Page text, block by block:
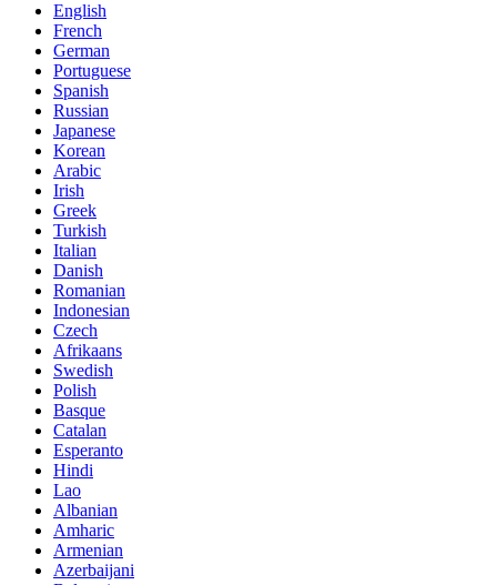
English
French
German
Portuguese
Spanish
Russian
Japanese
Korean
Arabic
Irish
Greek
Turkish
Italian
Danish
Romanian
Indonesian
Czech
Afrikaans
Swedish
Polish
Basque
Catalan
Esperanto
Hindi
Lao
Albanian
Amharic
Armenian
Azerbaijani